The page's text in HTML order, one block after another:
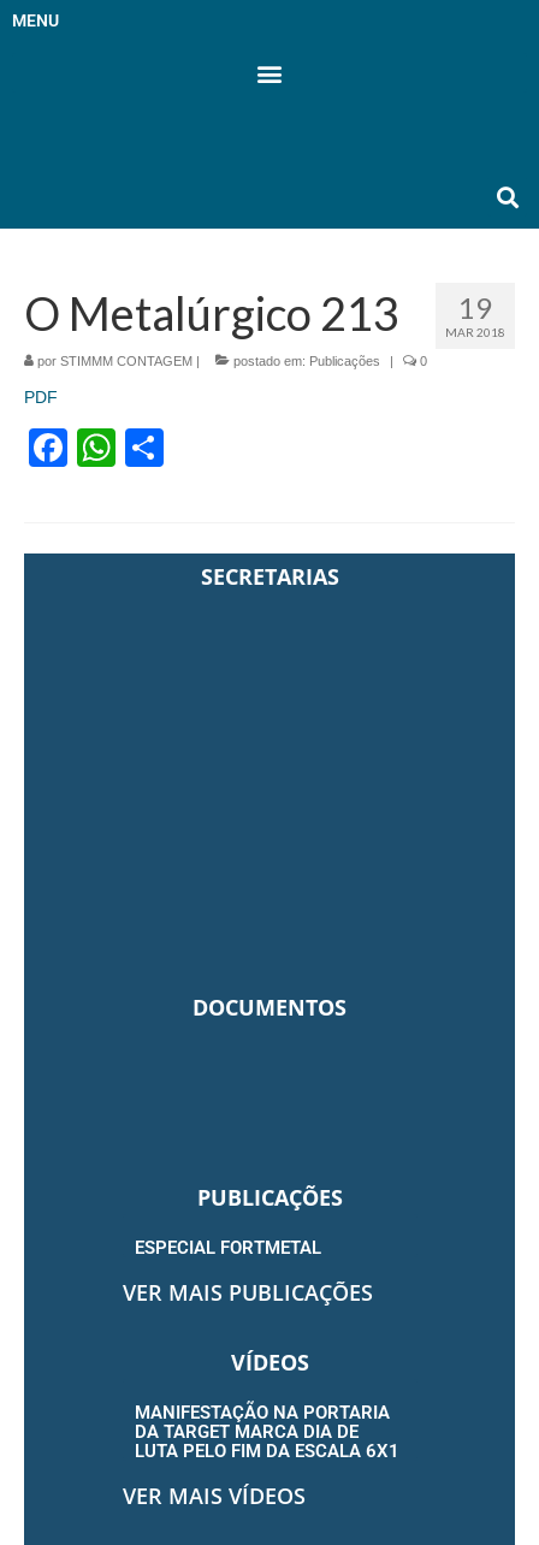
MENU
19
MAR 2018
O Metalúrgico 213
por STIMMM CONTAGEM | postado em: Publicações | 0
PDF
Facebook
WhatsApp
SECRETARIAS
DOCUMENTOS
PUBLICAÇÕES
ESPECIAL FORTMETAL
VER MAIS PUBLICAÇÕES
VÍDEOS
MANIFESTAÇÃO NA PORTARIA
DA TARGET MARCA DIA DE
LUTA PELO FIM DA ESCALA 6X1
VER MAIS VÍDEOS